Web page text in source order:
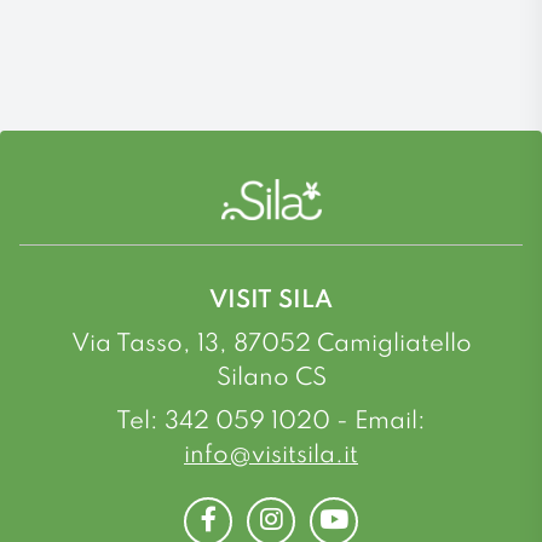
VISIT SILA
Via Tasso, 13, 87052 Camigliatello
Silano CS
Tel: 342 059 1020 - Email:
info@visitsila.it
FacebookInstagramYoutube